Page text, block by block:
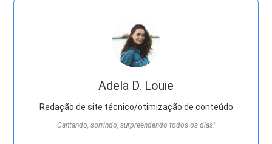
Adela D. Louie
Redação de site técnico/otimização de conteúdo
Cantando, sorrindo, surpreendendo todos os dias!